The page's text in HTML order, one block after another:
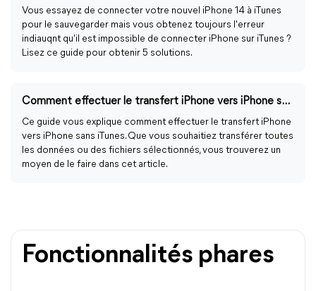
Vous essayez de connecter votre nouvel iPhone 14 à iTunes
pour le sauvegarder mais vous obtenez toujours l'erreur
indiauqnt qu'il est impossible de connecter iPhone sur iTunes ?
Lisez ce guide pour obtenir 5 solutions.
Comment effectuer le transfert iPhone vers iPhone sans iTunes
Ce guide vous explique comment effectuer le transfert iPhone
vers iPhone sans iTunes. Que vous souhaitiez transférer toutes
les données ou des fichiers sélectionnés, vous trouverez un
moyen de le faire dans cet article.
Fonctionnalités phares